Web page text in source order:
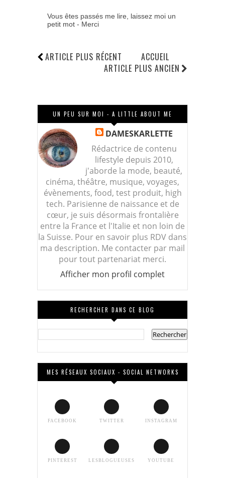
Vous êtes passés me lire, laissez moi un
petit mot - Merci
ARTICLE PLUS RÉCENT
ARTICLE PLUS ANCIEN
ACCUEIL
UN PEU SUR MOI - A LITTLE ABOUT ME
DAMESKARLETTE
Rédactrice de contenu
lifestyle depuis 2010,
j'aborde la mode, beauté,
cinéma, théâtre, musique, voyages,
évènements, food, test produit, high
tech. Parisienne de naissance et de
cœur, je suis désormais frontalière
entre la France et l'Italie et non loin de
la Suisse. Pour en savoir plus RDV dans
ma description. Me contacter par mail
pour tout partenariat merci.
Afficher mon profil complet
RECHERCHER DANS CE BLOG
MES RÉSEAUX SOCIAUX - SOCIAL NETWORKS
FACEBOOK TWITTER INSTAGRAM
PINTEREST LESBLOGUEUSES YOUTUBE